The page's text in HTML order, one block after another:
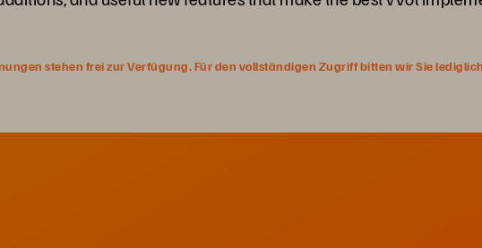
stehen frei zur Verfügung. Für den vollständigen Zugriff bitten wir Sie